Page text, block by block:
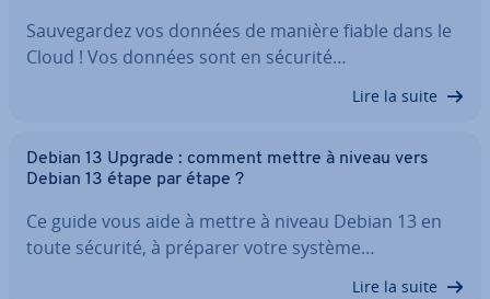
Sau­ve­gar­dez vos données de manière fiable dans le
Cloud ! Vos données sont en sécurité…
Lire la suite
Debian 13 Upgrade : comment mettre à niveau vers
Debian 13 étape par étape ?
Ce guide vous aide à mettre à niveau Debian 13 en
toute sécurité, à préparer votre système…
Lire la suite